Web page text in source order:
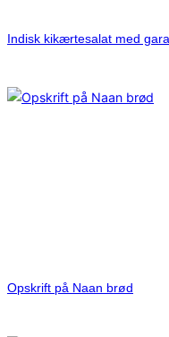
Indisk kikærtesalat med
Opskrift på Naan brød